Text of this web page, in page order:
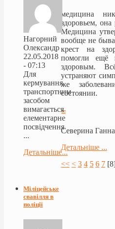
медицина
здоровьем, она
Медицина
вообще не
крест на
помогли ещё
здоровым.
устраняют
же
состоянии.
≡
Северина
Детальніше ...
<< < 3 4 5 6 7[8
Нагорний
Олександр
22.05.2018
- 07:13
Для
кермування
транспортним
засобом
вимагається
елементарне
посвідчення
...
Детальніше...
Міліцейське
свавілля в
поліції